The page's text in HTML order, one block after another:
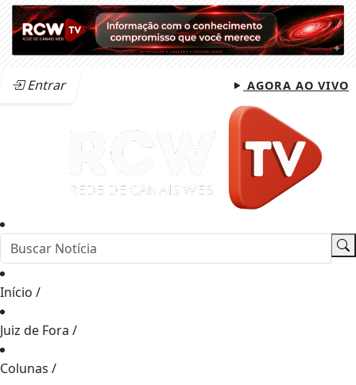
Entrar AGORA AO VIVO
Início /
Juiz de Fora /
Colunas /